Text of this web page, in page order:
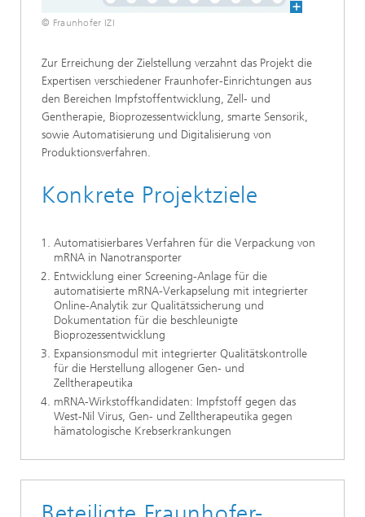
© Fraunhofer IZI
Zur Erreichung der Zielstellung verzahnt das Projekt die
Expertisen verschiedener Fraunhofer-Einrichtungen aus
den Bereichen Impfstoffentwicklung, Zell- und
Gentherapie, Bioprozessentwicklung, smarte Sensorik,
sowie Automatisierung und Digitalisierung von
Produktionsverfahren.
Konkrete Projektziele
Automatisierbares Verfahren für die Verpackung von
mRNA in Nanotransporter
Entwicklung einer Screening-Anlage für die
automatisierte mRNA-Verkapselung mit integrierter
Online-Analytik zur Qualitätssicherung und
Dokumentation für die beschleunigte
Bioprozessentwicklung
Expansionsmodul mit integrierter Qualitätskontrolle
für die Herstellung allogener Gen- und
Zelltherapeutika
mRNA-Wirkstoffkandidaten: Impfstoff gegen das
West-Nil Virus, Gen- und Zelltherapeutika gegen
hämatologische Krebserkrankungen